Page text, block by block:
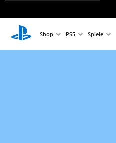
Shop PS5 Spiele